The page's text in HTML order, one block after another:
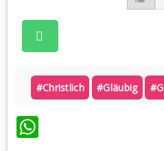
#christlich #gläubig
WhatsApp